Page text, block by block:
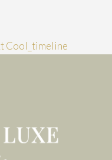
Cool_timeline